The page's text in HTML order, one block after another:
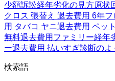
少額訴訟経年劣化の見方原状
クロス 張替え 退去費用 6年フ
用 タバコ ヤニ退去費用 ペッ
無料退去費用ファミリー経年
ー退去費用 払いすぎ診断のよ
検索語